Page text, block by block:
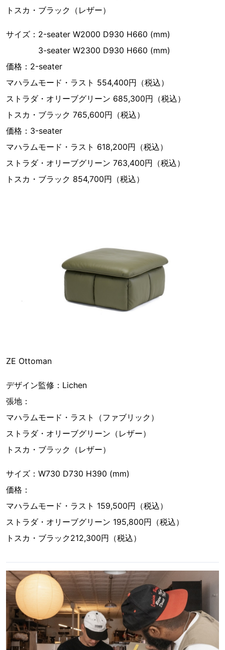
トスカ・ブラック（レザー）
サイズ：2-seater W2000 D930 H660 (mm)
3-seater W2300 D930 H660 (mm)
価格：2-seater
マハラムモード・ラスト 554,400円（税込）
ストラダ・オリーブグリーン 685,300円（税込）
トスカ・ブラック 765,600円（税込）
価格：3-seater
マハラムモード・ラスト 618,200円（税込）
ストラダ・オリーブグリーン 763,400円（税込）
トスカ・ブラック 854,700円（税込）
ZE Ottoman
デザイン監修：Lichen
張地：
マハラムモード・ラスト（ファブリック）
ストラダ・オリーブグリーン（レザー）
トスカ・ブラック（レザー）
サイズ：W730 D730 H390 (mm)
価格：
マハラムモード・ラスト 159,500円（税込）
ストラダ・オリーブグリーン 195,800円（税込）
トスカ・ブラック212,300円（税込）